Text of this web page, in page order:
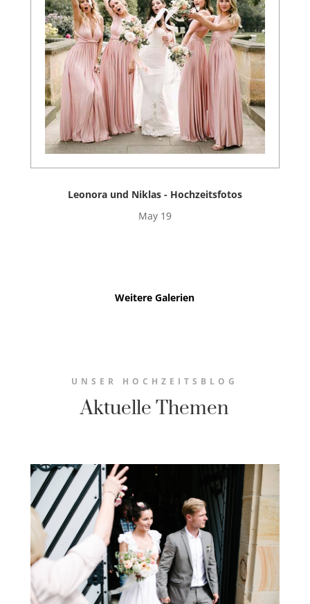
Leonora und Niklas - Hochzeitsfotos
May 19
Weitere Galerien
UNSER HOCHZEITSBLOG
Aktuelle Themen